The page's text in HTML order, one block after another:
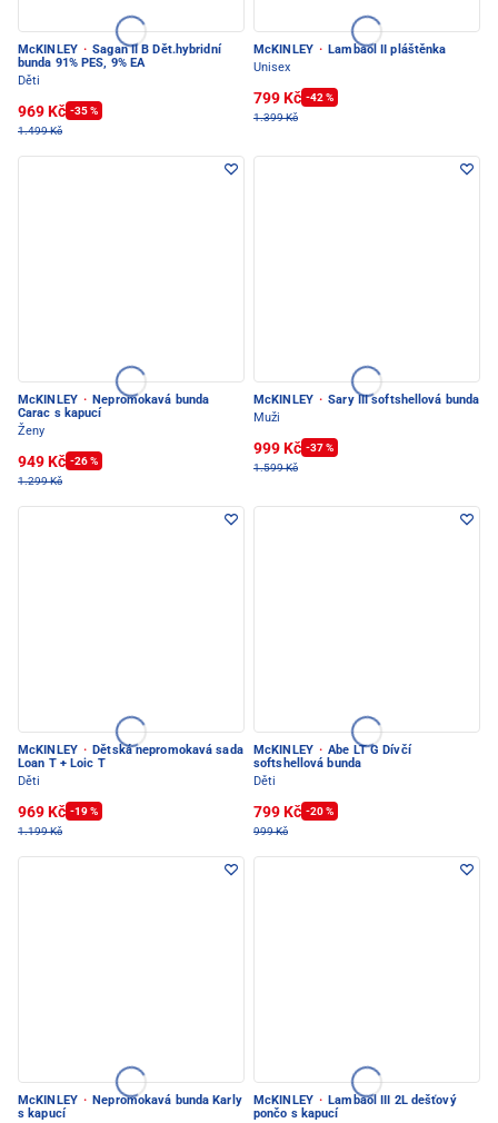
McKINLEY · Sagan II B Dět.hybridní
bunda 91% PES, 9% EA
Děti
969 Kč -35 %
1.499 Kč
McKINLEY · Lambaol II pláštěnka
Unisex
799 Kč -42 %
1.399 Kč
McKINLEY · Nepromokavá bunda
Carac s kapucí
Ženy
949 Kč -26 %
1.299 Kč
McKINLEY · Sary III softshellová bunda
Muži
999 Kč -37 %
1.599 Kč
McKINLEY · Dětská nepromokavá sada
Loan T + Loic T
Děti
969 Kč -19 %
1.199 Kč
McKINLEY · Abe LT G Dívčí
softshellová bunda
Děti
799 Kč -20 %
999 Kč
McKINLEY · Nepromokavá bunda Karly
s kapucí
McKINLEY · Lambaol III 2L dešťový
pončo s kapucí